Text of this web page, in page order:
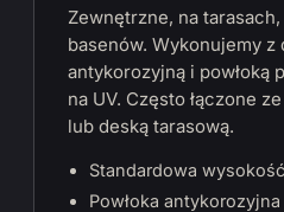
Zewnętrzne, na
basenów. Wykonujemy
antykorozyjną i powłoką
na UV. Często łączone
lub deską tarasową.
Standardowa
Powłoka